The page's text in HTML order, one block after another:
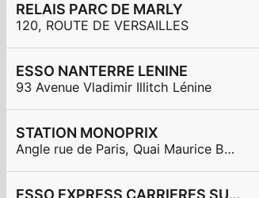
RELAIS PARC DE MARLY
120, ROUTE DE VERSAILLES
ESSO NANTERRE LENINE
93 Avenue Vladimir Illitch Lénine
STATION MONOPRIX
Angle rue de Paris, Quai Maurice Berteaux
ESSO EXPRESS CARRIERES SUR SEINE